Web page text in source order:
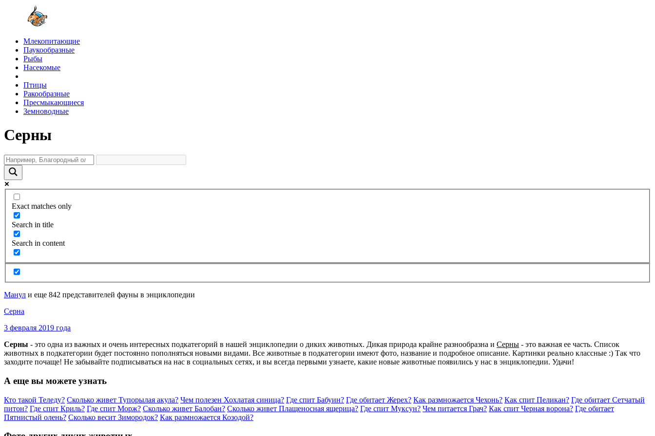
Млекопитающие
Паукообразные
Рыбы
Насекомые
Птицы
Ракообразные
Пресмыкающиеся
Земноводные
Серны
Exact matches only
Search in title
Search in content
Манул и еще 842 представителей фауны в энциклопедии
Серна
3 февраля 2019 года
Серны - это одна из важных и очень интересных подкатегорий в нашей энциклопедии о диких животных. Дикая природа крайне разнообразна и Серны - это важная ее часть. Список
животных в подкатегории будет постоянно пополняться новыми видами. Все животные в подкатегории имеют фото, название и подробное описание. Картинки реально классные :) Так что
заходите почаще! Не забывайте подписываться на нас в социальных сетях, и вы всегда первыми узнаете, какие новые животные появились у нас в энциклопедии. Удачи!
А еще вы можете узнать
Кто такой Теледу? Сколько живет Тупорылая акула? Чем полезен Хохлатая синица? Где спит Бабуин? Где обитает Жерех? Как размножается Чехонь? Как спит Пеликан? Где обитает Сетчатый
питон? Где спит Криль? Где спит Морж? Сколько живет Балобан? Сколько живет Плащеносная ящерица? Где спит Муксун? Чем питается Грач? Как спит Черная ворона? Где обитает
Пятнистый олень? Сколько весит Зимородок? Как размножается Козодой?